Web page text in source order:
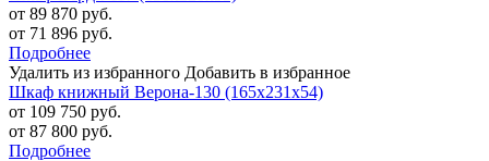
от 89 870 руб.
от 71 896 руб.
Подробнее
Удалить из избранного Добавить в избранное
Шкаф книжный Верона-130 (165х231х54)
от 109 750 руб.
от 87 800 руб.
Подробнее